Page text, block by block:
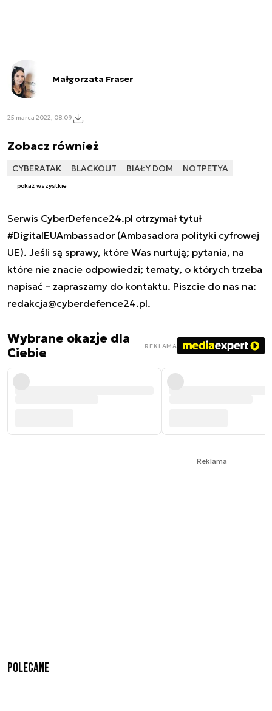
Małgorzata Fraser
25 marca 2022, 08:09
Zobacz również
CYBERATAK BLACKOUT BIAŁY DOM NOTPETYA
pokaż wszystkie
Serwis CyberDefence24.pl otrzymał tytuł
#DigitalEUAmbassador (Ambasadora polityki cyfrowej
UE). Jeśli są sprawy, które Was nurtują; pytania, na
które nie znacie odpowiedzi; tematy, o których trzeba
napisać – zapraszamy do kontaktu. Piszcie do nas na:
redakcja@cyberdefence24.pl.
Wybrane okazje dla
Ciebie
REKLAMA
Reklama
Polecane